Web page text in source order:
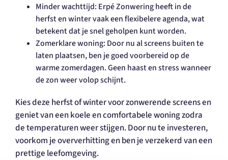
Minder wachttijd: Erpé Zonwering heeft in de
herfst en winter vaak een flexibelere agenda, wat
betekent dat je snel geholpen kunt worden.
Zomerklare woning: Door nu al screens buiten te
laten plaatsen, ben je goed voorbereid op de
warme zomerdagen. Geen haast en stress wanneer
de zon weer volop schijnt.
Kies deze herfst of winter voor zonwerende screens en
geniet van een koele en comfortabele woning zodra
de temperaturen weer stijgen. Door nu te investeren,
voorkom je oververhitting en ben je verzekerd van een
prettige leefomgeving.